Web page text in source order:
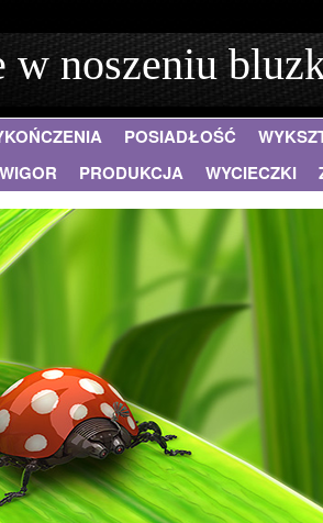
w noszeniu
POSIADŁOŚĆ
WIGOR PRODUKCJA WYCIECZKI